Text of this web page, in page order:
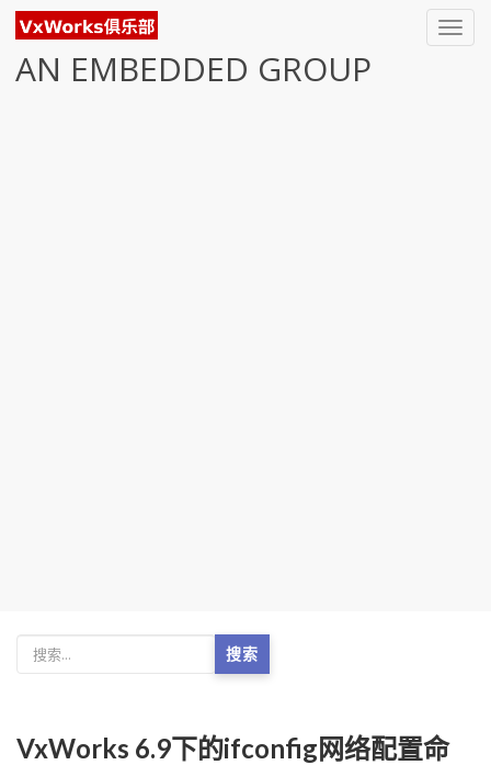
AN EMBEDDED GROUP
搜索
VxWorks 6.9下的ifconfig网络配置命